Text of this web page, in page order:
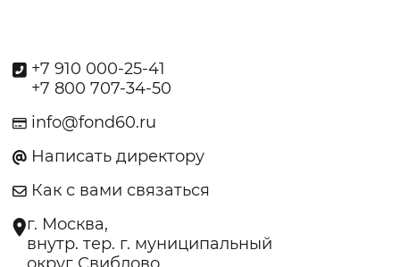
+7 910 000-25-41
+7 800 707-34-50
info@fond60.ru
Написать директору
Как с вами связаться
г. Москва,
внутр. тер. г. муниципальный